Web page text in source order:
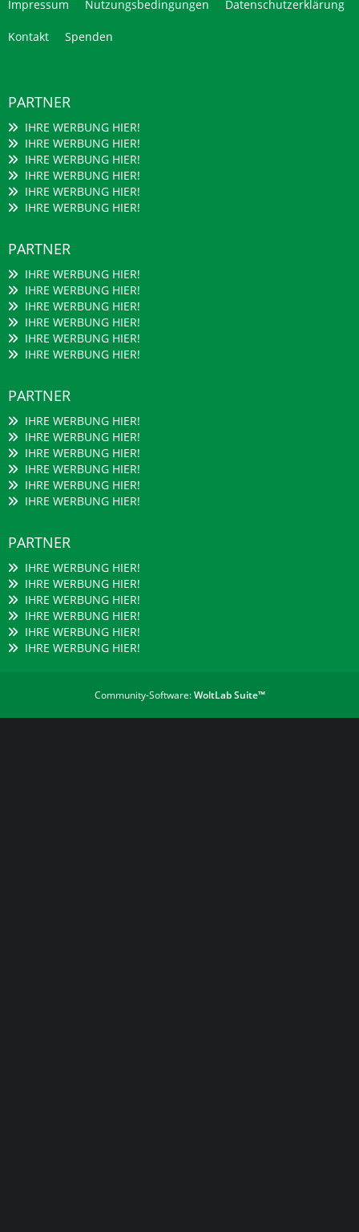
Impressum Nutzungsbedingungen Datenschutzerklärung
Kontakt Spenden
PARTNER
IHRE WERBUNG HIER!
IHRE WERBUNG HIER!
IHRE WERBUNG HIER!
IHRE WERBUNG HIER!
IHRE WERBUNG HIER!
IHRE WERBUNG HIER!
PARTNER
IHRE WERBUNG HIER!
IHRE WERBUNG HIER!
IHRE WERBUNG HIER!
IHRE WERBUNG HIER!
IHRE WERBUNG HIER!
IHRE WERBUNG HIER!
PARTNER
IHRE WERBUNG HIER!
IHRE WERBUNG HIER!
IHRE WERBUNG HIER!
IHRE WERBUNG HIER!
IHRE WERBUNG HIER!
IHRE WERBUNG HIER!
PARTNER
IHRE WERBUNG HIER!
IHRE WERBUNG HIER!
IHRE WERBUNG HIER!
IHRE WERBUNG HIER!
IHRE WERBUNG HIER!
IHRE WERBUNG HIER!
Community-Software:WoltLab Suite™